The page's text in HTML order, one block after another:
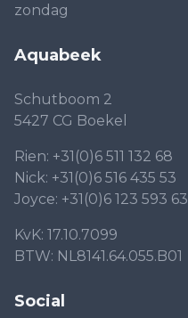
zondag
Aquabeek
Schutboom 2
5427 CG Boekel
Rien: +31(0)6 511 132 68
Nick: +31(0)6 516 435 53
Joyce: +31(0)6 123 593 63
KvK: 17.10.7099
BTW: NL8141.64.055.B01
Social